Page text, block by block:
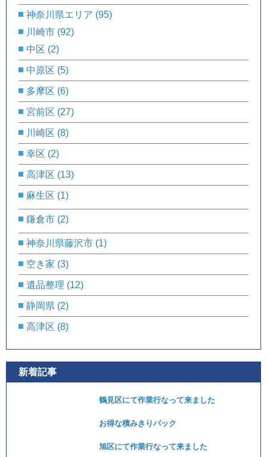
神奈川県エリア (95)
川崎市 (92)
中区 (2)
中原区 (5)
多摩区 (6)
宮前区 (27)
川崎区 (8)
幸区 (2)
高津区 (13)
麻生区 (1)
鎌倉市 (2)
神奈川県藤沢市 (1)
空き家 (3)
遺品整理 (12)
静岡県 (2)
高津区 (8)
新着記事
鶴見区にて作業行なって来ました
お得な積みきりパック
旭区にて作業行なって来ました